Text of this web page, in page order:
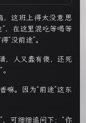
，这班上得太没意思
，在这里混吃等喝等
“没前途”。
，人又蠢有傻，还死
嘛。因为“前途”这东
，可细细追问下：“你